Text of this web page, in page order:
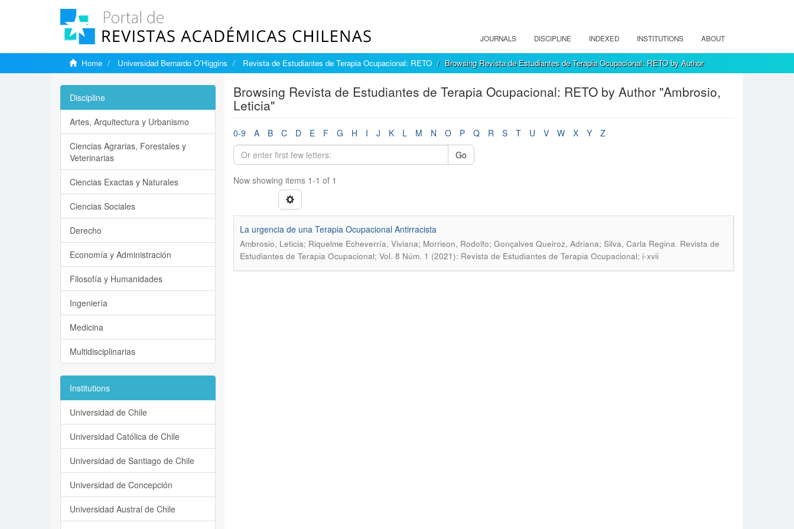
JOURNALS DISCIPLINE INDEXED INSTITUTIONS ABOUT
Home Universidad Bernardo O’Higgins Revista de Estudiantes de Terapia Ocupacional: RETO Browsing Revista de Estudiantes de Terapia Ocupacional: RETO by Author
Browsing Revista de Estudiantes de Terapia Ocupacional: RETO by Author "Ambrosio,
Leticia"
0-9 A B C D E F G H I J K L M N O P Q R S T U V W X Y
Z
Go
Now showing items 1-1 of 1
La urgencia de una Terapia Ocupacional Antirracista
Ambrosio, Leticia; Riquelme Echeverría, Viviana; Morrison, Rodolfo; Gonçalves Queiroz, Adriana; Silva, Carla Regina. Revista de
Estudiantes de Terapia Ocupacional; Vol. 8 Núm. 1 (2021): Revista de Estudiantes de Terapia Ocupacional; i-xvii
Discipline
Artes, Arquitectura y Urbanismo
Ciencias Agrarias, Forestales y
Veterinarias
Ciencias Exactas y Naturales
Ciencias Sociales
Derecho
Economía y Administración
Filosofía y Humanidades
Ingeniería
Medicina
Multidisciplinarias
Institutions
Universidad de Chile
Universidad Católica de Chile
Universidad de Santiago de Chile
Universidad de Concepción
Universidad Austral de Chile